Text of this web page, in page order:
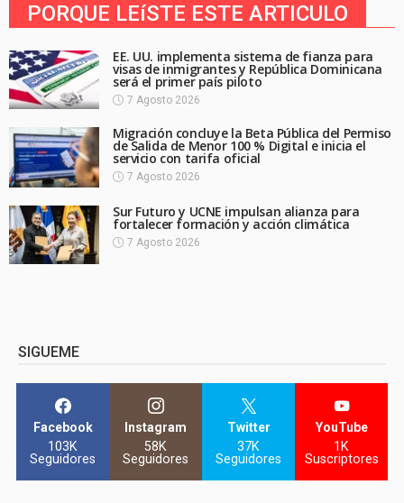
PORQUE LEíSTE ESTE ARTICULO
EE. UU. implementa sistema de fianza para
visas de inmigrantes y República Dominicana
será el primer país piloto
7 Agosto 2026
Migración concluye la Beta Pública del Permiso
de Salida de Menor 100 % Digital e inicia el
servicio con tarifa oficial
7 Agosto 2026
Sur Futuro y UCNE impulsan alianza para
fortalecer formación y acción climática
7 Agosto 2026
SIGUEME
Facebook
103K
Seguidores
Instagram
58K
Seguidores
Twitter
37K
Seguidores
YouTube
1K
Suscriptores